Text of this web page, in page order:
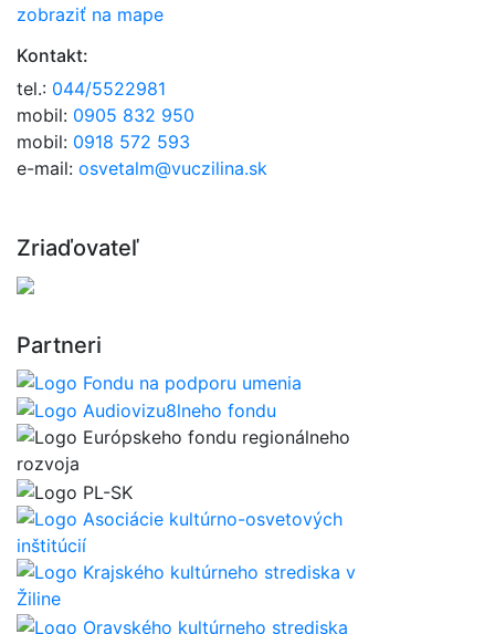
zobraziť na mape
Kontakt:
tel.: 044/5522981
mobil: 0905 832 950
mobil: 0918 572 593
e-mail: osvetalm@vuczilina.sk
Zriaďovateľ
Partneri